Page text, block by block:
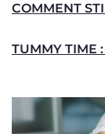
COMMENT
TUMMY TIME